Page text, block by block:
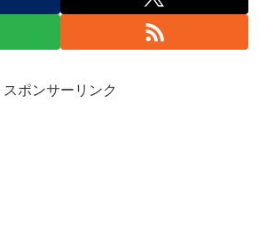
スポンサーリンク